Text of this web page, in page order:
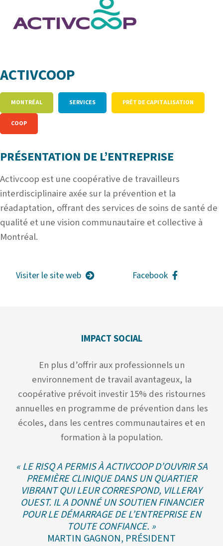
ACTIVCOOP
MONTRÉAL SERVICES PRÊT DE CAPITALISATION
COOP
PRÉSENTATION DE L’ENTREPRISE
Activcoop est une coopérative de travailleurs
interdisciplinaire axée sur la prévention et la
réadaptation, offrant des services de soins de santé de
qualité et une vision communautaire et collective à
Montréal.
Visiter le site web Facebook
IMPACT SOCIAL
En plus d’offrir aux professionnels un
environnement de travail avantageux, la
coopérative prévoit investir 15% des ristournes
annuelles en programme de prévention dans les
écoles, dans les centres communautaires et en
formation à la population.
« LE RISQ A PERMIS À ACTIVCOOP D’OUVRIR SA
PREMIÈRE CLINIQUE DANS UN QUARTIER
VIBRANT QUI LEUR CORRESPOND, VILLERAY
OUEST. IL A DONNÉ UN SOUTIEN FINANCIER
POUR LE DÉMARRAGE DE L’ENTREPRISE EN
TOUTE CONFIANCE. »
MARTIN GAGNON, PRÉSIDENT